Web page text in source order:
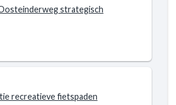
strategisch
recreatieve fietspaden